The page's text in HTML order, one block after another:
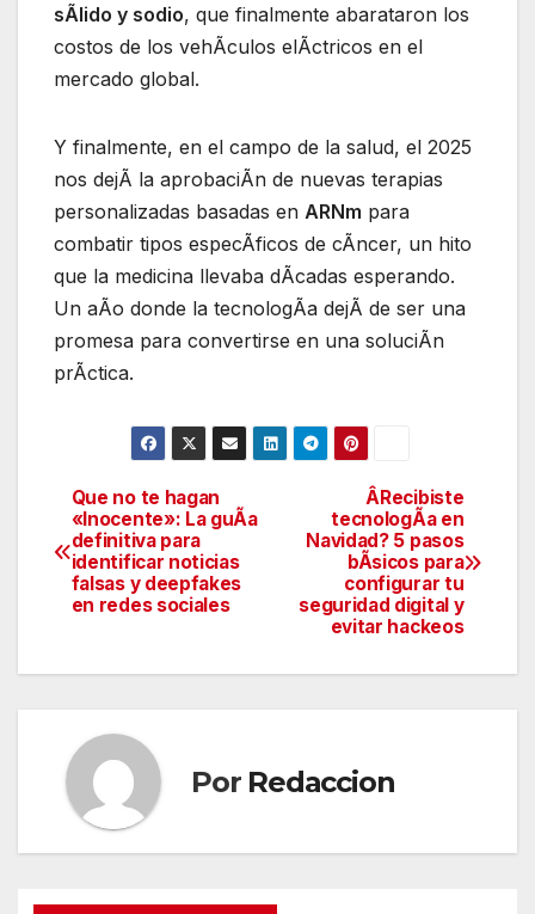
sÃlido y sodio, que finalmente abarataron los
costos de los vehÃculos elÃctricos en el
mercado global.
Y finalmente, en el campo de la salud, el 2025
nos dejÃ la aprobaciÃn de nuevas terapias
personalizadas basadas en ARNm para
combatir tipos especÃficos de cÃncer, un hito
que la medicina llevaba dÃcadas esperando.
Un aÃo donde la tecnologÃa dejÃ de ser una
promesa para convertirse en una soluciÃn
prÃctica.
Navegación
de
entradas
ÂRecibiste
tecnologÃa en
Navidad? 5 pasos
bÃsicos para
configurar tu
seguridad digital y
evitar hackeos
Que no te hagan
«Inocente»: La guÃa
definitiva para
identificar noticias
falsas y deepfakes
en redes sociales
Por Redaccion